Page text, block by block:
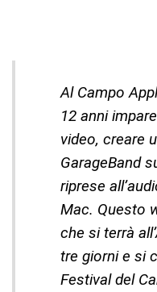
Al Campo
12 anni
video, creare
GarageBand
riprese
Mac. Questo
che si terrà
tre giorni e si
Festival del